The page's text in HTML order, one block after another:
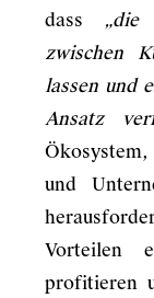
dass
zwischen
lassen und
Ansatz
Ökosystem,
und
Vorteilen
profitieren